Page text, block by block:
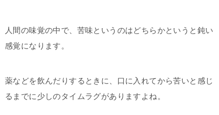
人間の味覚の中で、苦味というのはどちらかというと鈍い
感覚になります。
薬などを飲んだりするときに、口に入れてから苦いと感じ
るまでに少しのタイムラグがありますよね。